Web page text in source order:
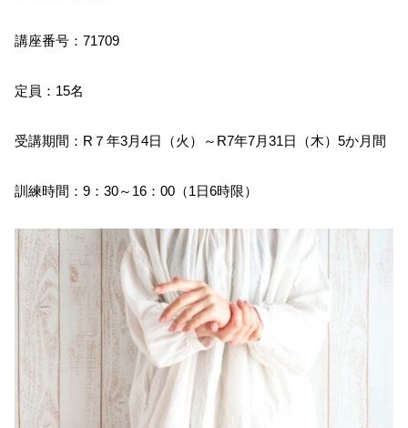
講座番号：71709
定員：15名
受講期間：R７年3月4日（火）～R7年7月31日（木）5か月間
訓練時間：9：30～16：00（1日6時限）